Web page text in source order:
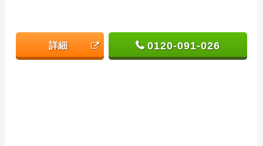
詳細 0120-091-026